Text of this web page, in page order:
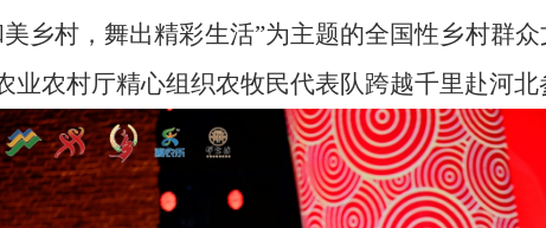
乡村，舞出精彩生活”为主题的全国性乡村群
农村厅精心组织农牧民代表队跨越千里赴河